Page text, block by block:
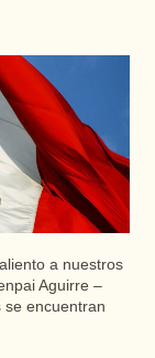
a nuestros
Aguirre –
encuentran